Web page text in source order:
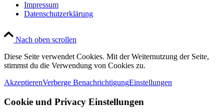
Impressum
Datenschutzerklärung
Nach oben scrollen
Diese Seite verwendet Cookies. Mit der Weiternutzung der Seite,
stimmst du die Verwendung von Cookies zu.
AkzeptierenVerberge BenachrichtigungEinstellungen
Cookie und Privacy Einstellungen